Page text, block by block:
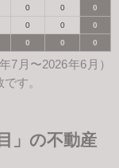
0 0
0
0 0
0
0 0 0
7月〜2026年6月）
す。
」の不動産